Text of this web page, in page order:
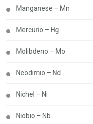
Manganese – Mn
Mercurio – Hg
Molibdeno – Mo
Neodimio – Nd
Nichel – Ni
Niobio – Nb